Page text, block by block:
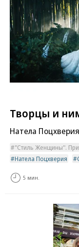
Творцы и
Натела
"Стиль Женщины".
Натела Поцхверия
5 мин.